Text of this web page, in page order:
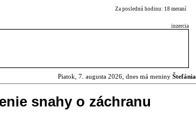
Za poslednú hodinu: 18 meraní
inzercia
Piatok, 7. augusta 2026, dnes má meniny Štefánia
snahy o záchranu